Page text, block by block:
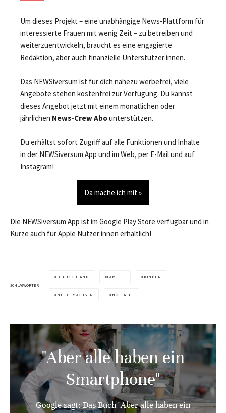
Um dieses Projekt – eine unabhängige News-Plattform für
interessierte Frauen mit wenig Zeit – zu betreiben und
weiterzuentwickeln, braucht es eine engagierte
Redaktion, aber auch finanzielle Unterstützer:innen.
Das NEWSiversum ist für dich nahezu werbefrei, viele
Angebote stehen kostenfrei zur Verfügung. Du kannst
dieses Angebot jetzt mit einem monatlichen oder
jährlichen News-Crew Abounterstützen.
Du erhältst sofort Zugriff auf alle Funktionen und Inhalte
in der NEWSiversum App und im Web, per E-Mail und auf
Instagram!
Da mache ich mit »
Die NEWSiversum App ist im Google Play Store verfügbar und in
Kürze auch für Apple Nutzer:innen erhältlich!
SCHLAGWÖRTER
DEUTSCHLAND FAMILIE KINDER
NIEDERSACHSEN NOTFÄLLE
"Aber alle haben ein
Smartphone"
Google sagt: Das Buch "Aber alle haben ein